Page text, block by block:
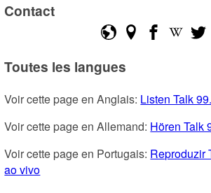
Contact
Toutes les langues
Voir cette page en Anglais: Listen Talk
Voir cette page en Allemand: Hören Talk
Voir cette page en Portugais: Reproduzir
ao vivo